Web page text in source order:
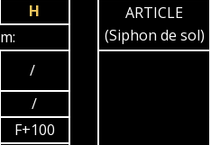
H
/
/
F+100
ARTICLE
(Siphon de sol)